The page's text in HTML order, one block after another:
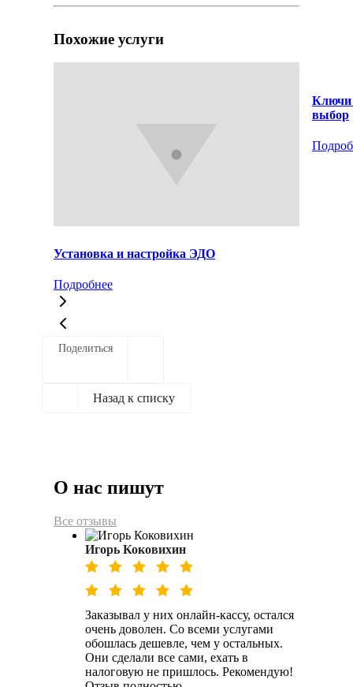
Похожие услуги
Установка и настройка ЭДО
Подробнее
Ключи
выбор
Поделиться
Назад к списку
О нас пишут
Все отзывы
Игорь Коковихин
Заказывал у них онлайн-кассу, остался
очень доволен. Со всеми услугами
обошлась дешевле, чем у остальных.
Они сделали все сами, ехать в
налоговую не пришлось. Рекомендую!